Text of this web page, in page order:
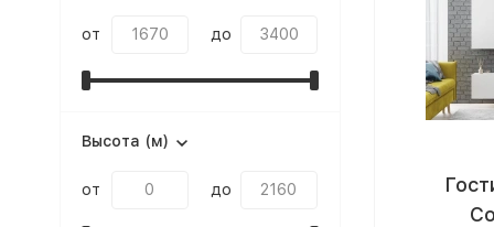
от до
Высота (м)
от до